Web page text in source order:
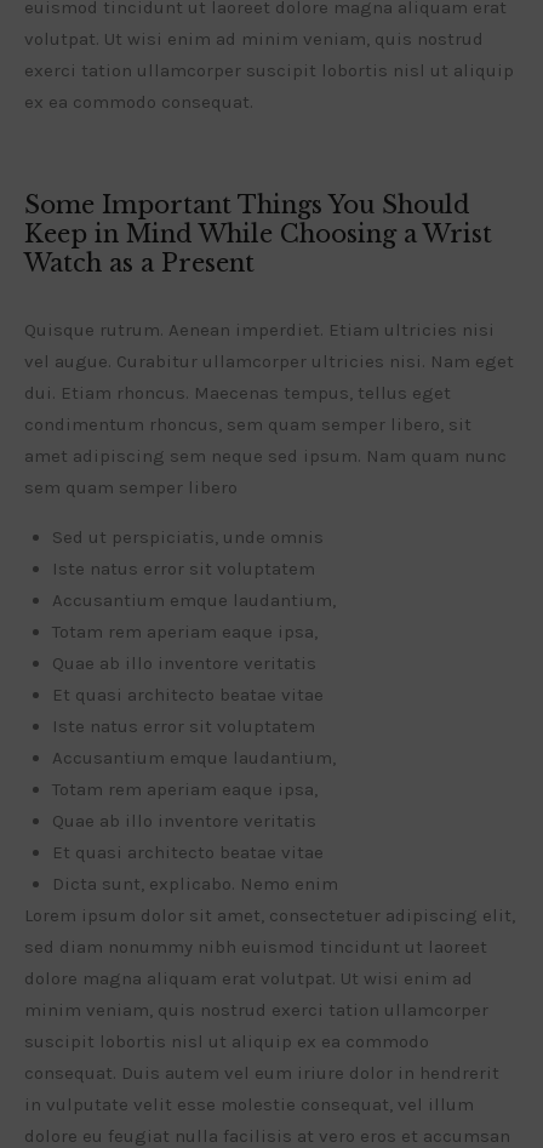
euismod tincidunt ut laoreet dolore magna aliquam erat
volutpat. Ut wisi enim ad minim veniam, quis nostrud
exerci tation ullamcorper suscipit lobortis nisl ut aliquip
ex ea commodo consequat.
Some Important Things You Should
Keep in Mind While Choosing a Wrist
Watch as a Present
Quisque rutrum. Aenean imperdiet. Etiam ultricies nisi
vel augue. Curabitur ullamcorper ultricies nisi. Nam eget
dui. Etiam rhoncus. Maecenas tempus, tellus eget
condimentum rhoncus, sem quam semper libero, sit
amet adipiscing sem neque sed ipsum. Nam quam nunc
sem quam semper libero
Sed ut perspiciatis, unde omnis
Iste natus error sit voluptatem
Accusantium emque laudantium,
Totam rem aperiam eaque ipsa,
Quae ab illo inventore veritatis
Et quasi architecto beatae vitae
Iste natus error sit voluptatem
Accusantium emque laudantium,
Totam rem aperiam eaque ipsa,
Quae ab illo inventore veritatis
Et quasi architecto beatae vitae
Dicta sunt, explicabo. Nemo enim
Lorem ipsum dolor sit amet, consectetuer adipiscing elit,
sed diam nonummy nibh euismod tincidunt ut laoreet
dolore magna aliquam erat volutpat. Ut wisi enim ad
minim veniam, quis nostrud exerci tation ullamcorper
suscipit lobortis nisl ut aliquip ex ea commodo
consequat. Duis autem vel eum iriure dolor in hendrerit
in vulputate velit esse molestie consequat, vel illum
dolore eu feugiat nulla facilisis at vero eros et accumsan